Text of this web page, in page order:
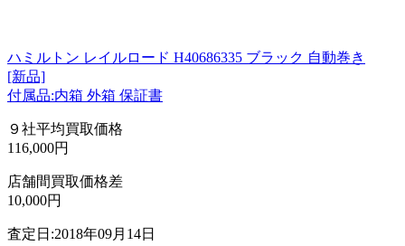
ハミルトン レイルロード H40686335 ブラック 自動巻き
[新品]
付属品:内箱 外箱 保証書
９社平均買取価格
116,000円
店舗間買取価格差
10,000円
査定日:2018年09月14日